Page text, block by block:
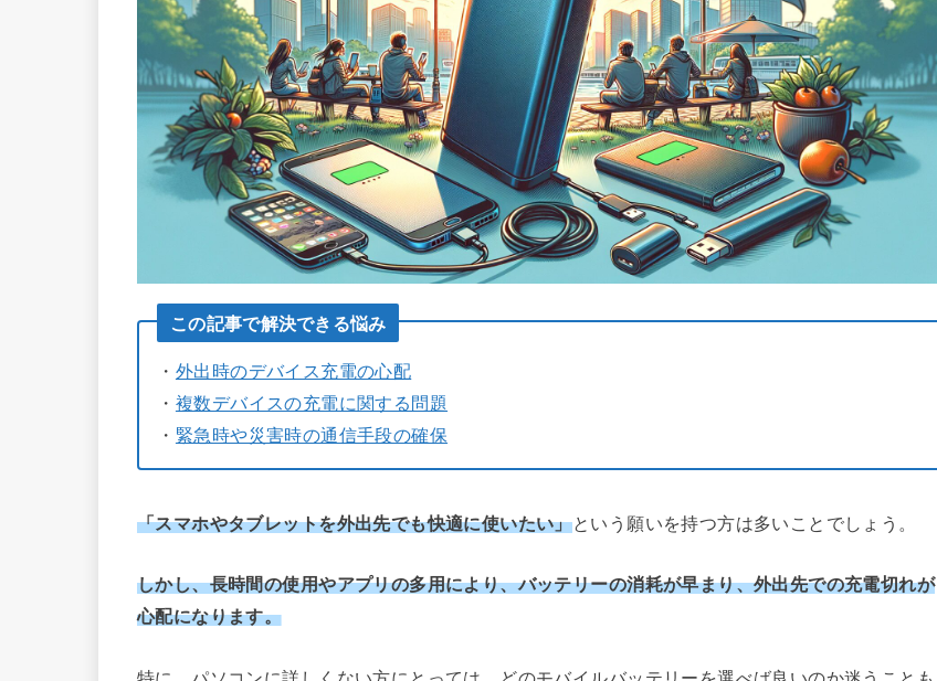
この記事で解決できる悩み
・ 外出時のデバイス充電の心配
・ 複数デバイスの充電に関する問題
・ 緊急時や災害時の通信手段の確保
「スマホやタブレットを外出先でも快適に使いたい」という願いを持つ方は多いことでしょう。
しかし、長時間の使用やアプリの多用により、バッテリーの消耗が早まり、外出先での充電切れが
心配になります。